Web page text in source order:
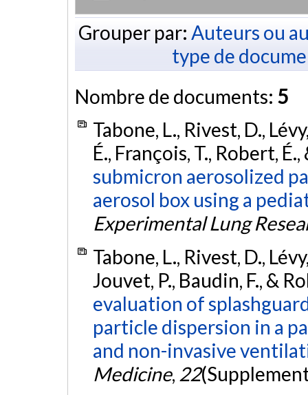
Grouper par: Auteurs ou
type de
Nombre de documents: 5
Tabone, L., Rivest, D.,
É., François, T., Robert,
submicron aerosolized
aerosol box using a
Experimental Lung
Tabone, L., Rivest, D.,
Jouvet, P., Baudin, F., &
evaluation of
particle dispersion in a
and non-invasive
Medicine, 22